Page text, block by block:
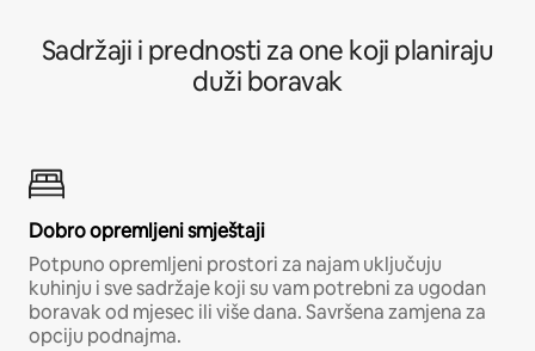
Sadržaji i prednosti za one koji planiraju
duži boravak
Dobro opremljeni smještaji
Potpuno opremljeni prostori za najam uključuju
kuhinju i sve sadržaje koji su vam potrebni za ugodan
boravak od mjesec ili više dana. Savršena zamjena za
opciju podnajma.